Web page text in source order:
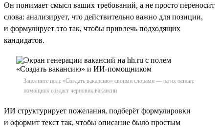
Он понимает смысл ваших требований, а не просто переносит
слова: анализирует, что действительно важно для позиции,
и формулирует это так, чтобы привлечь подходящих
кандидатов.
Заполните поле «Создать вакансию» своими словами — на их основе
помощник создаст черновик вакансии
ИИ структурирует пожелания, подберёт формулировки
и оформит текст так, чтобы описание было простым